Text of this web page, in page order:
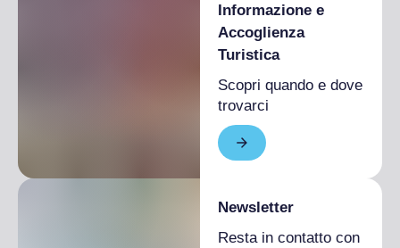
Informazione e
Accoglienza
Turistica
Scopri quando e dove
trovarci
Newsletter
Resta in contatto con